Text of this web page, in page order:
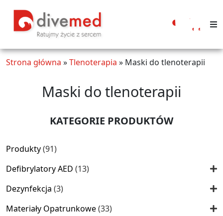
Moje
Strona główna »Tlenoterapia » Maski do tlenoterapii
Maski do tlenoterapii
KATEGORIE PRODUKTÓW
Produkty 9191
Defibrylatory AED 1313
Dezynfekcja 33
Materiały Opatrunkowe 3333